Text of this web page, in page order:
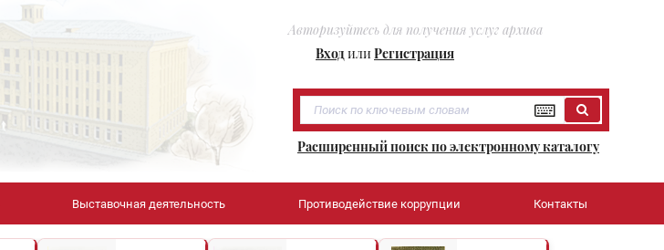
Авторизуйтесь для получения услуг архива
ВходилиРегистрация
Расширенный поиск по электронному каталогу
Выставочная деятельность Противодействие коррупции Контакты